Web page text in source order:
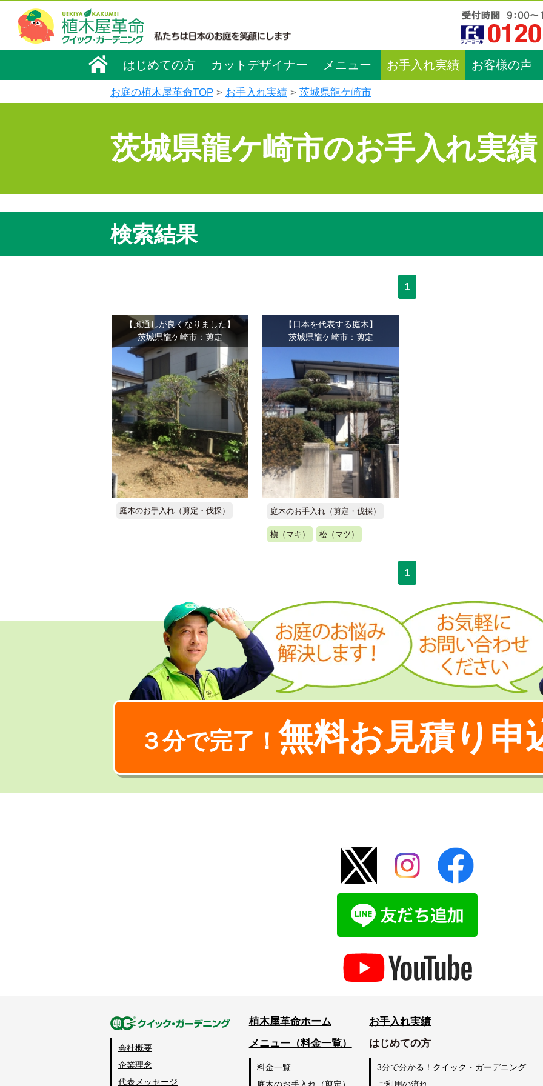
はじめての方 カットデザイナー メニュー お手入れ実績 お客様の声
お庭の植木屋革命TOP お手入れ実績 茨城県龍ケ崎市
茨城県龍ケ崎市のお手入れ実績
検索結果
1
【風通しが良くなりました】
茨城県龍ケ崎市：剪定
庭木のお手入れ（剪定・伐採）
【日本を代表する庭木】
茨城県龍ケ崎市：剪定
庭木のお手入れ（剪定・伐採）
槇（マキ） 松（マツ）
1
３分で完了！ 無料お見積り申
会社概要
企業理念
代表メッセージ
植木屋革命ホーム
メニュー（料金一覧）
料金一覧
お手入れ実績
はじめての方
3分で分かる！クイック・ガーデニング